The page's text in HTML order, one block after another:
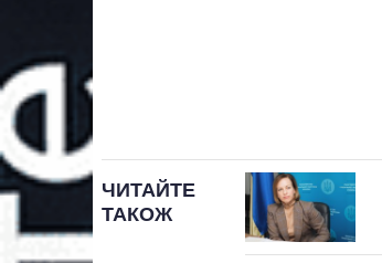
ЧИТАЙТЕ
ТАКОЖ